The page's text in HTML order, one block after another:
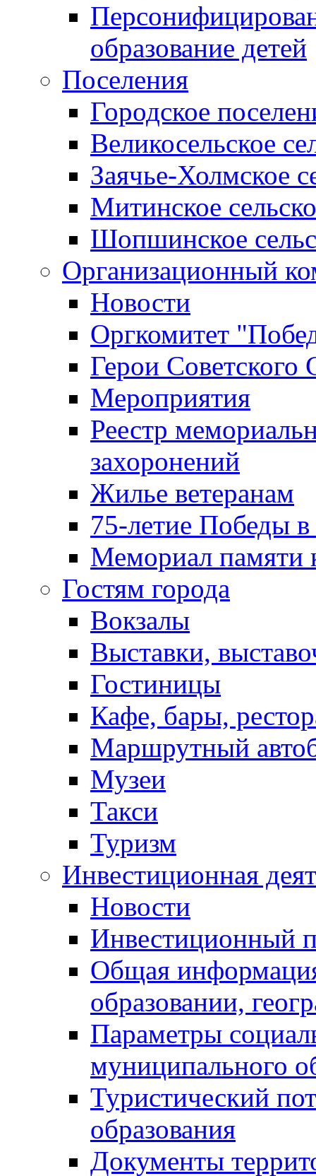
образование детей
Поселения
Городское
Великосельское
Заячье-Холмское
Митинское
Шопшинское
Организационный
Новости
Оргкомитет
Герои Советского
Мероприятия
Реестр
захоронений
Жилье ветеранам
75-летие Победы
Мемориал памяти
Гостям города
Вокзалы
Выставки,
Гостиницы
Кафе, бары,
Маршрутный
Музеи
Такси
Туризм
Инвестиционная
Новости
Инвестиционный
Общая
образовании,
Параметры
муниципального
Туристический
образования
Документы